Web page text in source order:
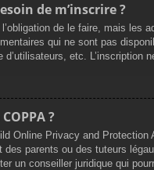
de m’inscrire ?
l’obligation de le faire, mais
qui ne sont pas
d’utilisateurs, etc.
?
Online Privacy and
des parents ou des tuteurs
un conseiller juridique qui